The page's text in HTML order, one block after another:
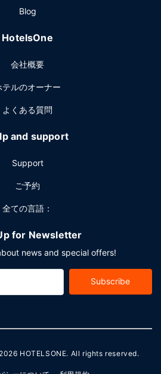
Blog
HotelsOne
会社概要
テルのオーナー
よくある質問
and support
Support
ご予約
全ての言語：
for Newsletter
news and special offers!
Subscribe
HOTELSONE. All rights reserved.